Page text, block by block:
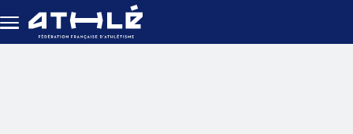
Skip to main content